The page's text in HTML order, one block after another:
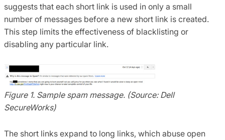
suggests that each short link is used in only a small
number of messages before a new short link is created.
This step limits the effectiveness of blacklisting or
disabling any particular link.
Figure 1. Sample spam message. (Source: Dell
SecureWorks)
The short links expand to long links, which abuse open